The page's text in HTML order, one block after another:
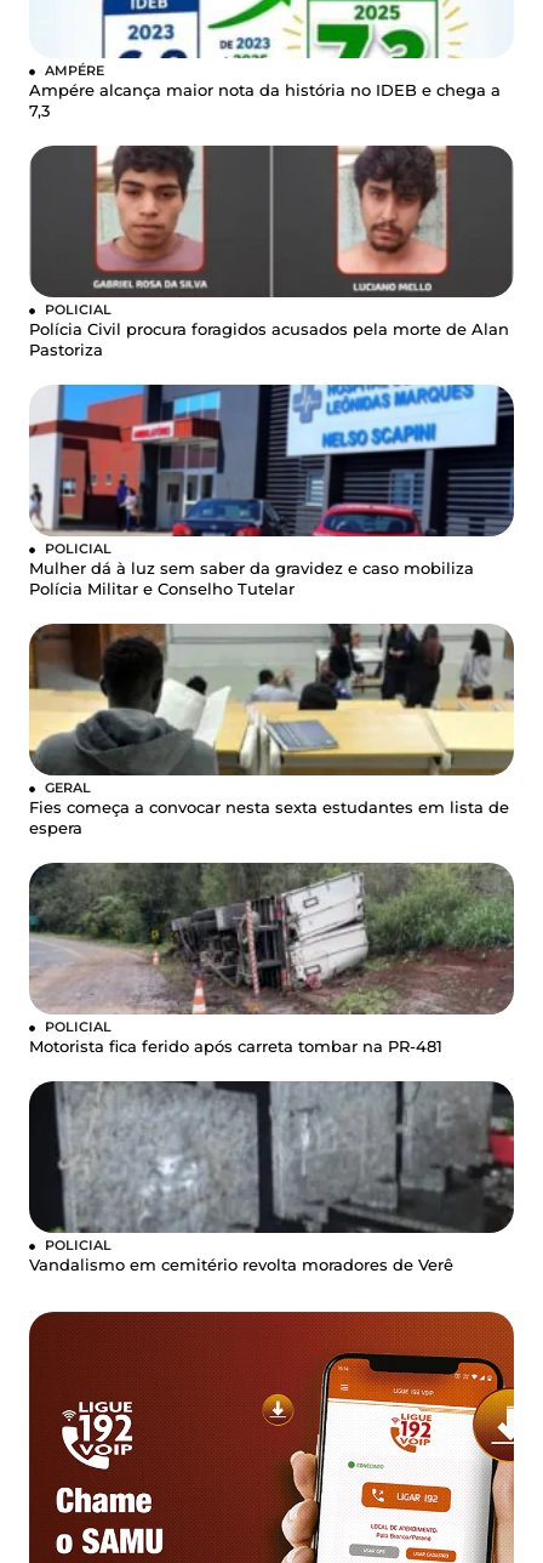
AMPÉRE
Ampére alcança maior nota da história no IDEB e chega a
7,3
POLICIAL
Polícia Civil procura foragidos acusados pela morte de Alan
Pastoriza
POLICIAL
Mulher dá à luz sem saber da gravidez e caso mobiliza
Polícia Militar e Conselho Tutelar
GERAL
Fies começa a convocar nesta sexta estudantes em lista de
espera
POLICIAL
Motorista fica ferido após carreta tombar na PR-481
POLICIAL
Vandalismo em cemitério revolta moradores de Verê